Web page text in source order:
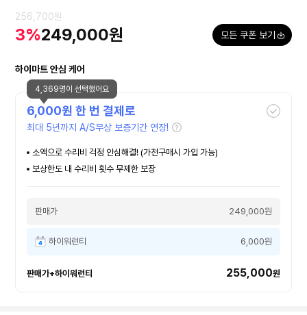
256,700원
3%249,000원 모든 쿠폰 보기
하이마트 안심 케어
6,000원 한 번 결제로
최대 5년까지 A/S무상 보증기간 연장!
소액으로 수리비 걱정 안심해결! (가전구매시 가입 가능)
보상한도 내 수리비 횟수 무제한 보장
판매가 249,000원
하이워런티 6,000원
판매가+하이워런티 255,000원
4,369명이 선택했어요